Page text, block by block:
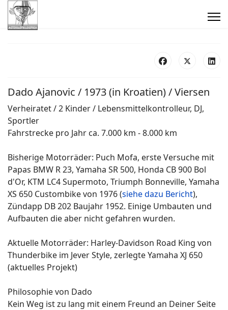
Dado Ajanovic / 1973 (in Kroatien) / Viersen
Verheiratet / 2 Kinder / Lebensmittelkontrolleur, DJ,
Sportler
Fahrstrecke pro Jahr ca. 7.000 km - 8.000 km
Bisherige Motorräder: Puch Mofa, erste Versuche mit
Papas BMW R 23, Yamaha SR 500, Honda CB 900 Bol
d'Or, KTM LC4 Supermoto, Triumph Bonneville, Yamaha
XS 650 Custombike von 1976 (siehe dazu Bericht),
Zündapp DB 202 Baujahr 1952. Einige Umbauten und
Aufbauten die aber nicht gefahren wurden.
Aktuelle Motorräder: Harley-Davidson Road King von
Thunderbike im Jever Style, zerlegte Yamaha XJ 650
(aktuelles Projekt)
Philosophie von Dado
Kein Weg ist zu lang mit einem Freund an Deiner Seite